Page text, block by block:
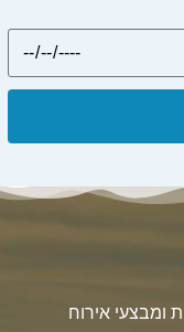
ומבצעי אירוח